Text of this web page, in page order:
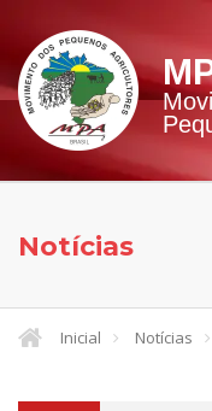
Notícias
Inicial Notícias